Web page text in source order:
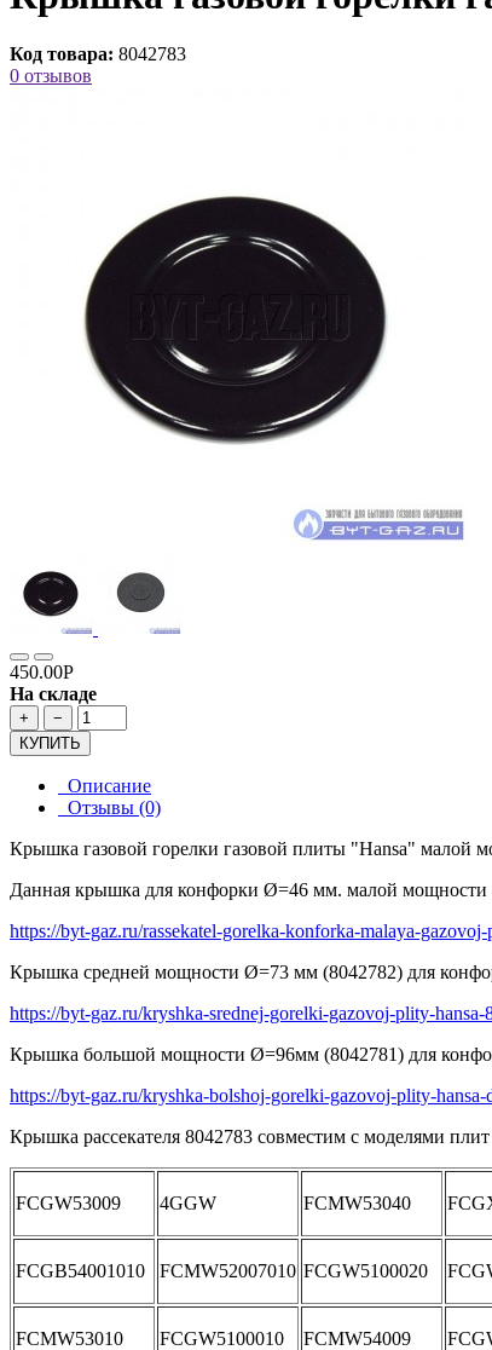
Код товара: 8042783
0 отзывов
450.00Р
На складе
+
−
КУПИТЬ
Описание
Отзывы (0)
Крышка газовой горелки газовой плиты "Hansa" малой
Данная крышка для конфорки Ø=46 мм. малой мощности
https://byt-gaz.ru/rassekatel-gorelka-konforka-malaya-
Крышка средней мощности Ø=73 мм (8042782) для
https://byt-gaz.ru/kryshka-srednej-gorelki-gazovoj-plity-hansa-
Крышка большой мощности Ø=96мм (8042781) для
https://byt-gaz.ru/kryshka-bolshoj-gorelki-gazovoj-plity-
Крышка рассекателя 8042783 совместим с моделями
FCGW53009 4GGW FCMW53040
FCGB54001010 FCMW52007010 FCGW5100020
FCMW53010 FCGW5100010 FCMW54009